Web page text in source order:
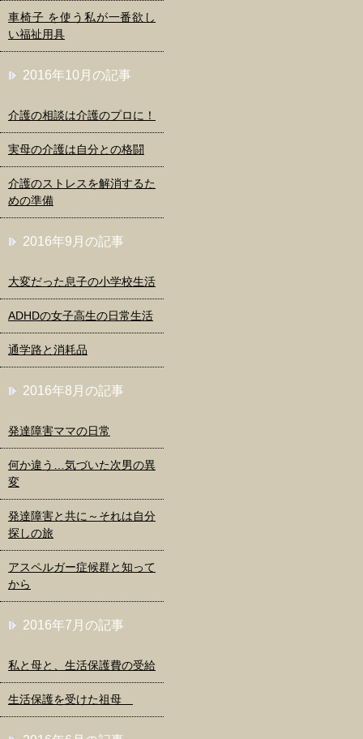
車椅子 を使う私が一番欲し
い福祉用具
2016年10月の記事
介護の相談は介護のプロに！
実母の介護は自分との格闘
介護のストレスを解消するた
めの準備
2016年9月の記事
大変だった息子の小学校生活
ADHDの女子高生の日常生活
通学路と消耗品
2016年8月の記事
発達障害ママの日常
何か違う…気づいた次男の異
変
発達障害と共に～それは自分
探しの旅
アスペルガー症候群と知って
から
2016年7月の記事
私と母と、生活保護費の受給
生活保護を受けた祖母